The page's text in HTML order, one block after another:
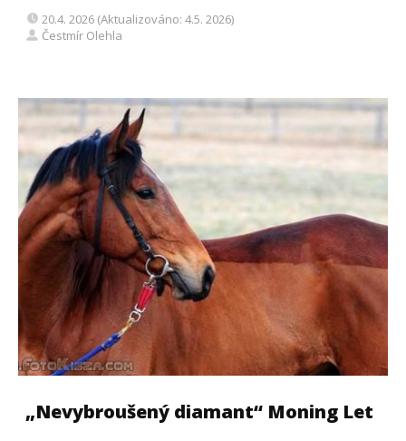
20.4. 2026 (Aktualizováno: 4.5. 2026)
Čestmír Olehla
„Nevybroušený diamant“ Moning Let